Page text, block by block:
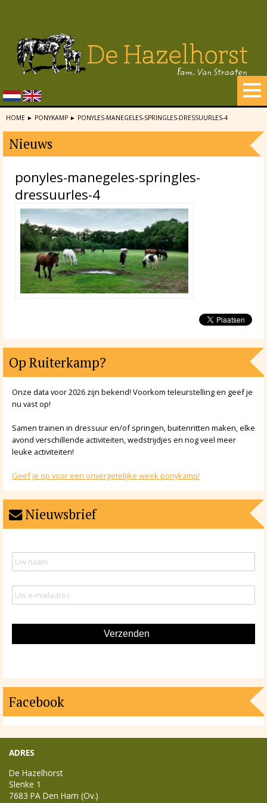
HOME ► PONYKAMP ► PONYLES-MANEGELES-SPRINGLES-DRESSUURLES-4
Nieuws
ponyles-manegeles-springles-
dressuurles-4
Op Ruiterkamp?
Onze data voor 2026 zijn bekend! Voorkom teleurstelling en geef je
nu vast op!
Samen trainen in dressuur en/of springen, buitenritten maken, elke
avond verschillende activiteiten, wedstrijdjes en nog veel meer
leuke activiteiten!
Geef je op voor een onvergetelijke week ponykamp!
Nieuwsbrief
Facebook
ADRES
De Hazelhorst
Slenke 1
7683 PA Den Ham (Ov.)